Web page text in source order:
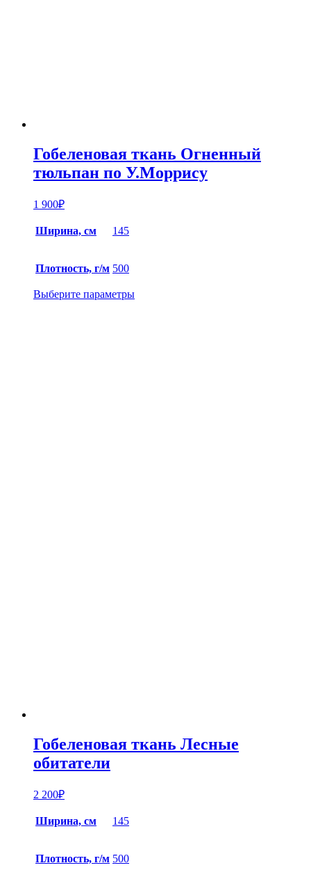
Гобеленовая ткань Огненный
тюльпан по У.Моррису
1 900₽
Ширина, см 145
Плотность, г/м 500
Выберите параметры
Гобеленовая ткань Лесные
обитатели
2 200₽
Ширина, см 145
Плотность, г/м 500